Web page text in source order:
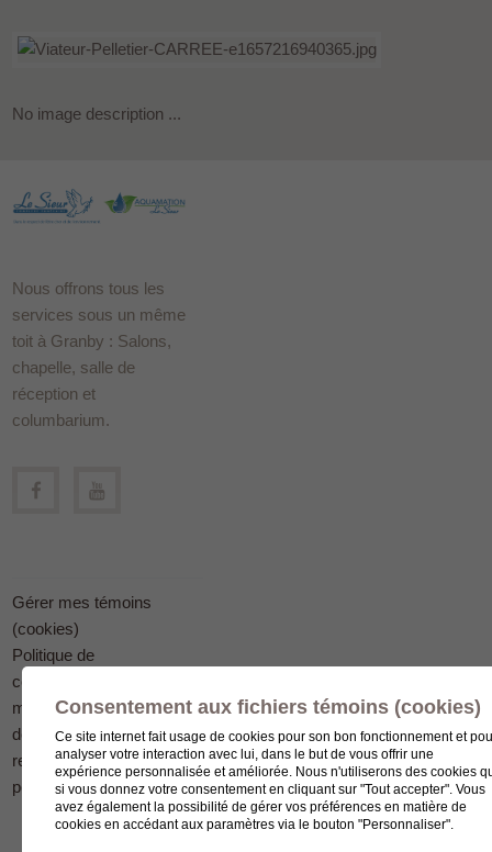
No image description ...
Nous offrons tous les
services sous un même
toit à Granby : Salons,
chapelle, salle de
réception et
columbarium.
Gérer mes témoins
(cookies)
Politique de
confidentialité en
matière
de protection des
renseignements
personnels
Consentement aux fichiers témoins (cookies)
Ce site internet fait usage de cookies pour son bon fonctionnement et
analyser votre interaction avec lui, dans le but de vous offrir une
expérience personnalisée et améliorée. Nous n'utiliserons des cookies
si vous donnez votre consentement en cliquant sur "Tout accepter". Vous
avez également la possibilité de gérer vos préférences en matière de
cookies en accédant aux paramètres via le bouton "Personnaliser".